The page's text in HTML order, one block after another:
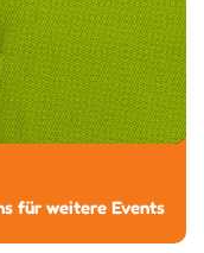
für weitere Events